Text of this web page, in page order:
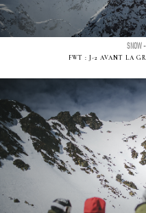
SNOW
FWT : J-2 AVANT LA